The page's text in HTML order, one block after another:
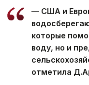
— США и
которые
воду, но и
отметила